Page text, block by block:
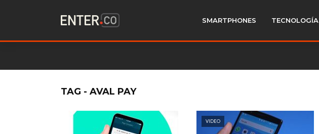
SMARTPHONES TECNOLOGÍA
TAG - AVAL PAY
VIDEO